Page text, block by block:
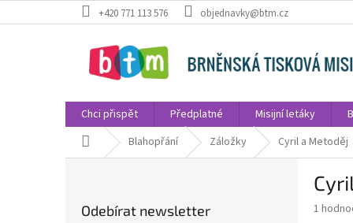
na
+420 771 113 576 objednavky@btm.cz
Chci přispět Předplatné Misijní letáky
Domů Blahopřání Záložky Cyril a Metoděj
Odebírat newsletter 1